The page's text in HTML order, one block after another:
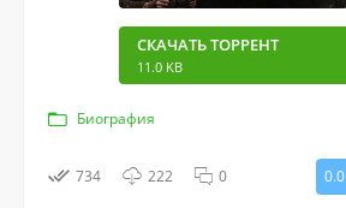
СКАЧАТЬ ТОРРЕНТ
11.0 KB
Биография
734 222 0 0.0